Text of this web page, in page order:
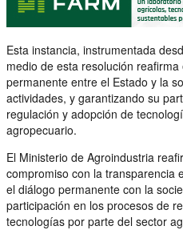
Esta instancia, instrumentada
medio de esta resolución
permanente entre el Estado y la
actividades, y garantizando su
regulación y adopción de
agropecuario.
El Ministerio de Agroindustria
compromiso con la transparencia
el diálogo permanente con la
participación en los procesos de
tecnologías por parte del sector